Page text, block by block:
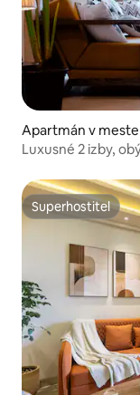
Apartmán v
Luxusné 2 izby,
Superhostiteľ
Superhostiteľ